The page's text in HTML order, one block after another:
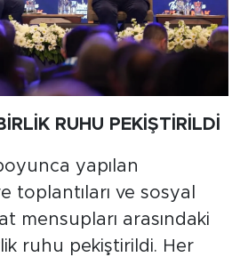
RUHU PEKİŞTİRİLDİ
yapılan
toplantıları ve sosyal
mensupları arasındaki
ruhu pekiştirildi. Her